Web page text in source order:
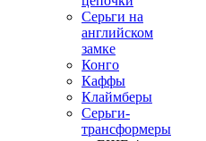
Серьги на
английском
замке
Конго
Каффы
Клаймберы
Серьги-
трансформеры